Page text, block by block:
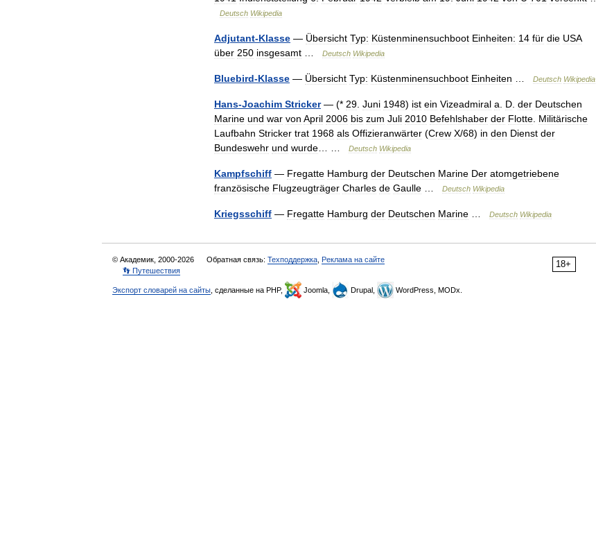
Deutsch Wikipedia
Adjutant-Klasse — Übersicht Typ: Küstenminensuchboot Einheiten: 14 für die USA
über 250 insgesamt Deutsch Wikipedia
Bluebird-Klasse — Übersicht Typ: Küstenminensuchboot Einheiten Deutsch Wikipedia
Hans-Joachim Stricker— (* 29 Juni 1948) ist ein Vizeadmiral a D der Deutschen
Marine und war von April 2006 bis zum Juli 2010 Befehlshaber der Flotte Militärische
Laufbahn Stricker trat 1968 als Offizieranwärter (Crew X/68) in den Dienst der
Bundeswehr und wurde Deutsch Wikipedia
Kampfschiff — Fregatte Hamburg der Deutschen Marine Der atomgetriebene
französische Flugzeugträger Charles de Gaulle Deutsch Wikipedia
Kriegsschiff — Fregatte Hamburg der Deutschen Marine Deutsch Wikipedia
18+
© Академик, 2000-2026 Обратная связь: Техподдержка Реклама на сайте
👣 Путешествия
Экспорт словарей на сайты , сделанные на PHP, Joomla, Drupal, WordPress, MODx.